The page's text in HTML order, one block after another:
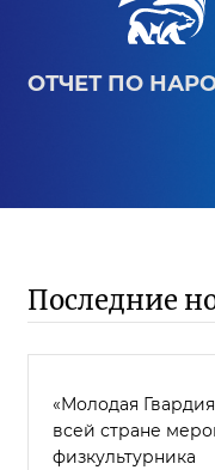
ОТЧЕТ ПО
Последние
«Молодая
всей стране
физкультурника